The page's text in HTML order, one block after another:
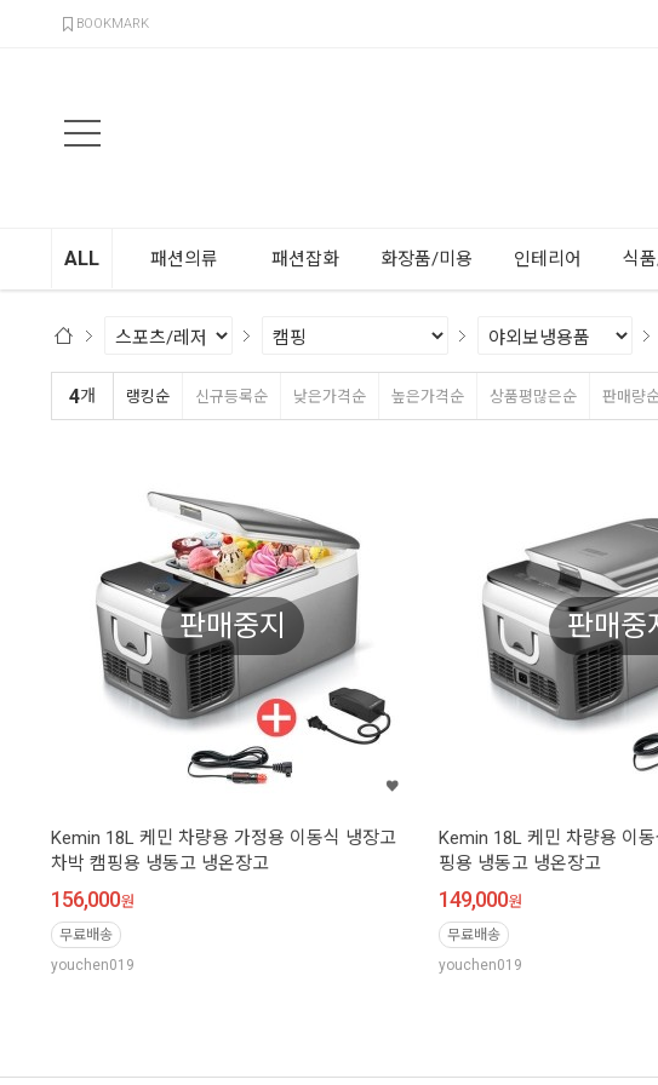
BOOKMARK
ALL 패션의류 패션잡화 화장품/미용 인테리어 식
4개 랭킹순 신규등록순 낮은가격순 높은가격순 상품평많은순 판매량
판매중지
Kemin 18L 케민 차량용 가정용 이동식 냉장고
차박 캠핑용 냉동고 냉온장고
156,000원
무료배송
youchen019
판매중
Kemin 18L 케민 차량용 이
핑용 냉동고 냉온장고
149,000원
무료배송
youchen019